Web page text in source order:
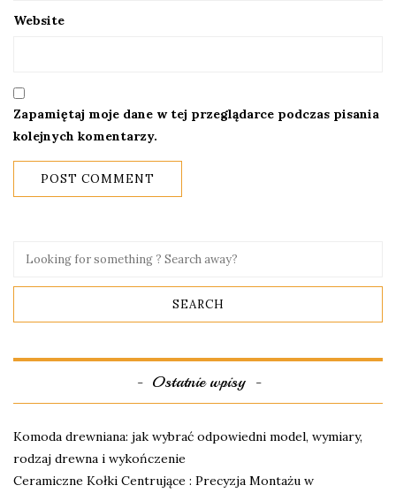
Website
Zapamiętaj moje dane w tej przeglądarce podczas pisania
kolejnych komentarzy.
Ostatnie wpisy
Komoda drewniana: jak wybrać odpowiedni model, wymiary,
rodzaj drewna i wykończenie
Ceramiczne Kołki Centrujące : Precyzja Montażu w